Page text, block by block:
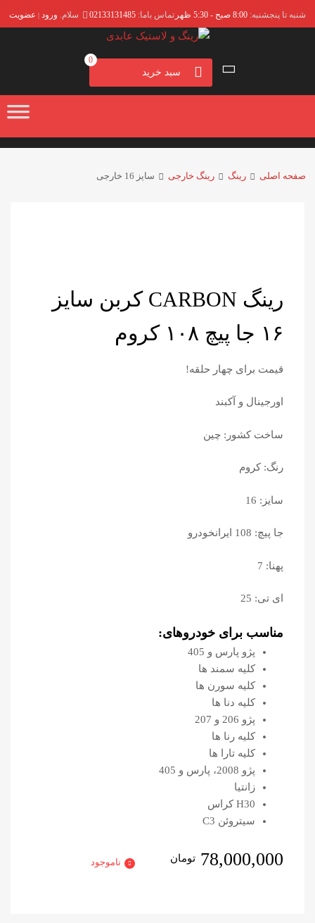
شنبه تا پنجشنبه:8:00 صبح - 5:30 ظهر تماس باما:02133131485 سلام. ورود | عضویت
سبد خرید
0
صفحه اصلی رینگ رینگ خارجی سایز 16 خارجی
رینگ CARBON کربن سایز
۱۶ جا پیچ ۱۰۸ کروم
قیمت برای چهار حلقه!
اورجینال و آکبند
ساخت کشور: چین
رنگ: کروم
سایز: 16
جا پیچ: 108 ایرانخودرو
پهنا: 7
ای تی: 25
مناسب برای خودروهای:
پژو پارس و 405
کلیه سمند ها
کلیه سورن ها
کلیه دنا ها
پژو 206 و 207
کلیه رنا ها
کلیه تارا ها
پژو 2008، پارس و 405
زانتیا
H30 کراس
سیتروئن C3
78,000,000 تومان ناموجود